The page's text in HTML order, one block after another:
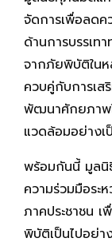
จัดการเพื่อลด
ด้านการบรรเท
จากภัยพิบัติในห
ควบคู่กับการเส
พัฒนาศักยภาพใ
แวดล้อมอย่างเ
พร้อมกันนี้ มูลนิ
ความร่วมมือระ
ภาคประชาชน เ
พิบัติเป็นไปอย่า